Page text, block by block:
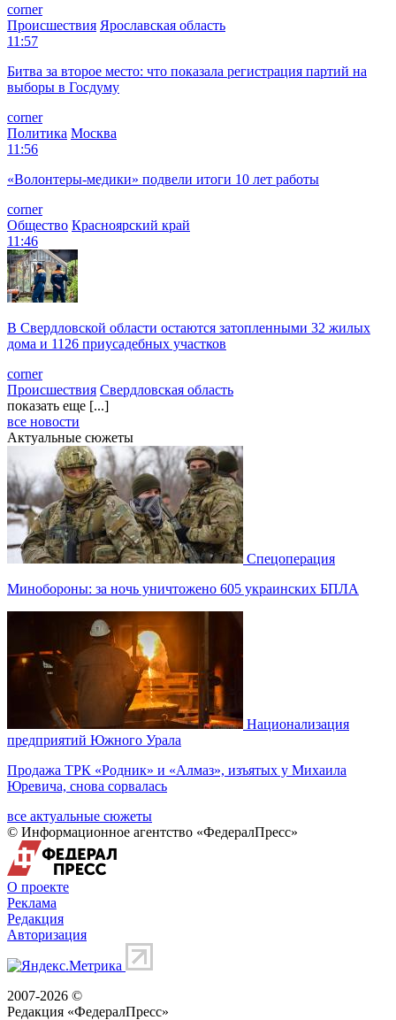
corner
Происшествия Ярославская область
11:57
Битва за второе место: что показала регистрация партий на
выборы в Госдуму
corner
Политика Москва
11:56
«Волонтеры-медики» подвели итоги 10 лет работы
corner
Общество Красноярский край
11:46
В Свердловской области остаются затопленными 32 жилых
дома и 1126 приусадебных участков
corner
Происшествия Свердловская область
показать еще [...]
все новости
Актуальные сюжеты
Спецоперация
Минобороны: за ночь уничтожено 605 украинских БПЛА
Национализация
предприятий Южного Урала
Продажа ТРК «Родник» и «Алмаз», изъятых у Михаила
Юревича, снова сорвалась
все актуальные сюжеты
© Информационное агентство «ФедералПресс»
О проекте
Реклама
Редакция
Авторизация
2007-2026 ©
Редакция «ФедералПресс»